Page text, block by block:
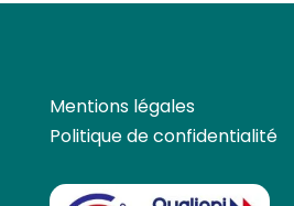
Mentions légales
Politique de confidentialité